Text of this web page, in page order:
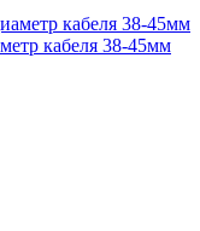
кабеля 38-45мм